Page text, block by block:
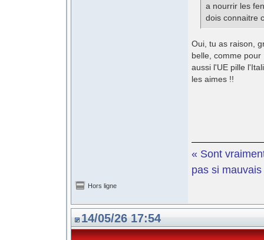
a nourrir les
dois connaitre
Oui, tu as raison,
belle, comme
aussi l'UE pille
les aimes !!
« Sont
pas si
Hors ligne
14/05/26 17:54